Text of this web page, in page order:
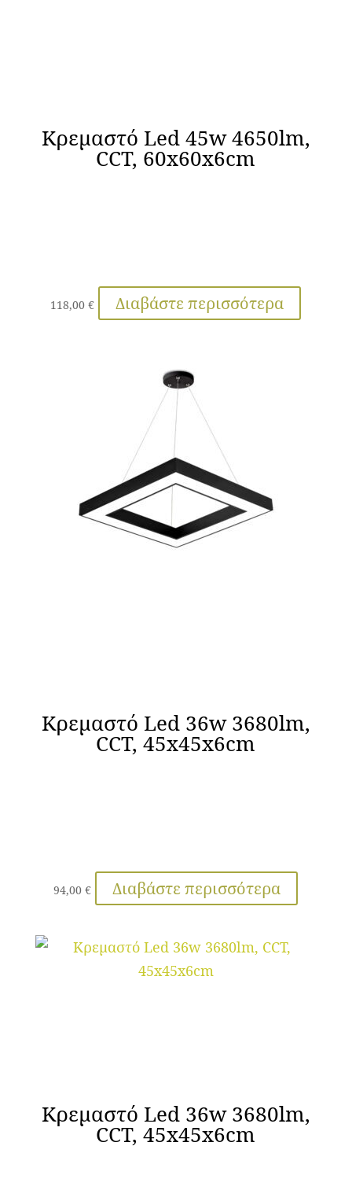
Κρεμαστό Led 45w 4650lm,
CCT, 60x60x6cm
118,00€ Διαβάστε περισσότερα
Κρεμαστό Led 36w 3680lm,
CCT, 45x45x6cm
94,00€ Διαβάστε περισσότερα
Κρεμαστό Led 36w 3680lm,
CCT, 45x45x6cm